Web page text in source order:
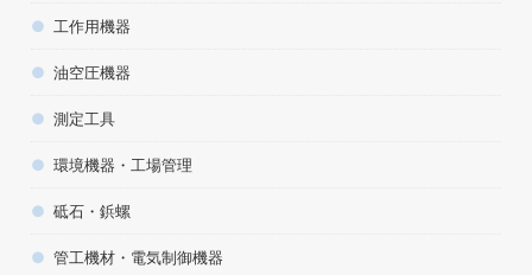
工作用機器
油空圧機器
測定工具
環境機器・工場管理
砥石・鋲螺
管工機材・電気制御機器